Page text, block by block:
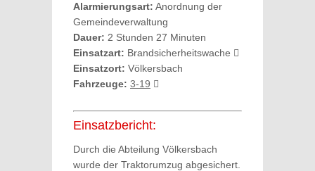
Alarmierungsart: Anordnung der
Gemeindeverwaltung
Dauer: 2 Stunden 27 Minuten
Einsatzart: Brandsicherheitswache
Einsatzort: Völkersbach
Fahrzeuge: 3-19
Einsatzbericht:
Durch die Abteilung Völkersbach
wurde der Traktorumzug abgesichert.